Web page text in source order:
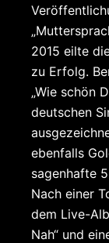
2015 eilte
zu Erfolg.
„Wie schön
deutschen
ebenfalls
sagenhafte
Nach einer
dem Live-
Nah“ und